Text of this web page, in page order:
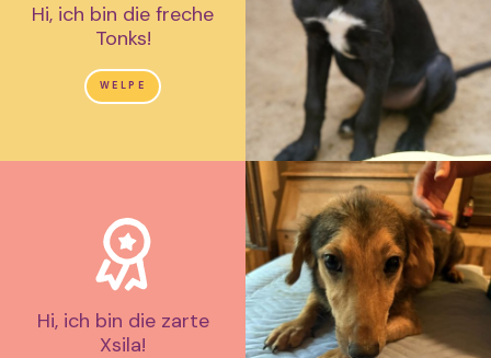
Hi, ich bin die freche
Tonks!
WELPE
Hi, ich bin die zarte
Xsila!